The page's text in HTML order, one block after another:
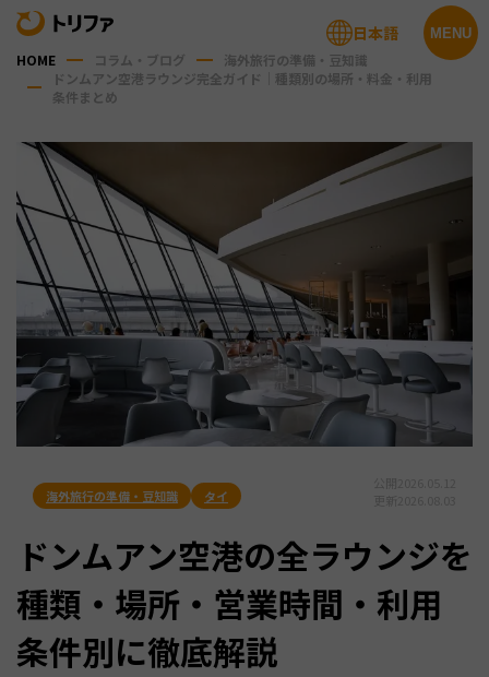
MENU
日本語
HOME コラム・ブログ
海外旅行の準備・豆知識
ドンムアン空港ラウンジ完全ガイド｜種類別の場所・料金・利用
条件まとめ
海外旅行の準備・豆知識 タイ
ドンムアン空港の全ラウンジを
種類・場所・営業時間・利用
条件別に徹底解説